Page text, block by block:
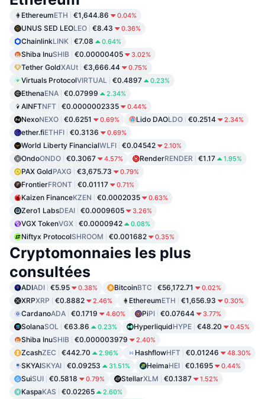
EthereumETH €1,644.86 0.04%
UNUS SED LEOLEO €8.43 0.36%
ChainlinkLINK €7.08 0.64%
Shiba InuSHIB €0.00000405 3.02%
Tether GoldXAUt €3,666.44 0.75%
Virtuals ProtocolVIRTUAL €0.4897 0.23%
EthenaENA €0.07999 2.34%
AINFTNFT €0.0000002335 0.44%
NexoNEXO €0.6251 0.69% Lido DAOLDO €0.2514 2.34%
ether.fiETHFI €0.3136 0.69%
World Liberty FinancialWLFI €0.04542 2.10%
OndoONDO €0.3067 4.57% RenderRENDER €1.17 1.95%
PAX GoldPAXG €3,675.73 0.79%
FrontierFRONT €0.01117 0.71%
Kaizen FinanceKZEN €0.0002035 0.63%
Zero1 LabsDEAI €0.0009605 3.26%
VGX TokenVGX €0.0000942 0.08%
Niftyx ProtocolSHROOM €0.001682 0.35%
Cryptomonnaies les plus
consultées
ADIADI €5.95 0.38% BitcoinBTC €56,172.71 0.02%
XRPXRP €0.8882 2.46% EthereumETH €1,656.93 0.30%
CardanoADA €0.1719 4.60% PiPI €0.07644 3.77%
SolanaSOL €63.86 0.23% HyperliquidHYPE €48.20 0.45%
Shiba InuSHIB €0.000003979 2.40%
ZcashZEC €442.70 2.96% HashflowHFT €0.01246 48.30%
SKYAISKYAI €0.09253 31.51% HeimaHEI €0.1695 0.44%
SuiSUI €0.5818 0.79% StellarXLM €0.1387 1.52%
KaspaKAS €0.02265 2.60%